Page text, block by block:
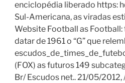
enciclopédia liberado https:
Sul-Americana, as viradas
Website Football as
datar de 1961 o “G” que
(FOX) as futuros 149
Br/ Escudos net.. 21/05/